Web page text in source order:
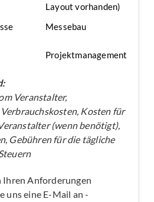
Layout vorhanden)
Messebau
Projektmanagement
Veranstalter,
Kosten für
(wenn benötigt),
Gebühren für die tägliche
Ihren Anforderungen
uns eine E-Mail an -